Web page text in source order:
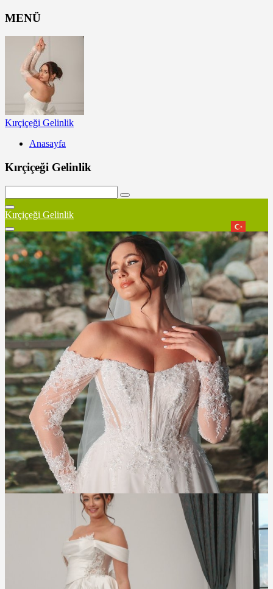
MENÜ
Kırçiçeği Gelinlik
Anasayfa
Kırçiçeği Gelinlik
Kırçiçeği Gelinlik